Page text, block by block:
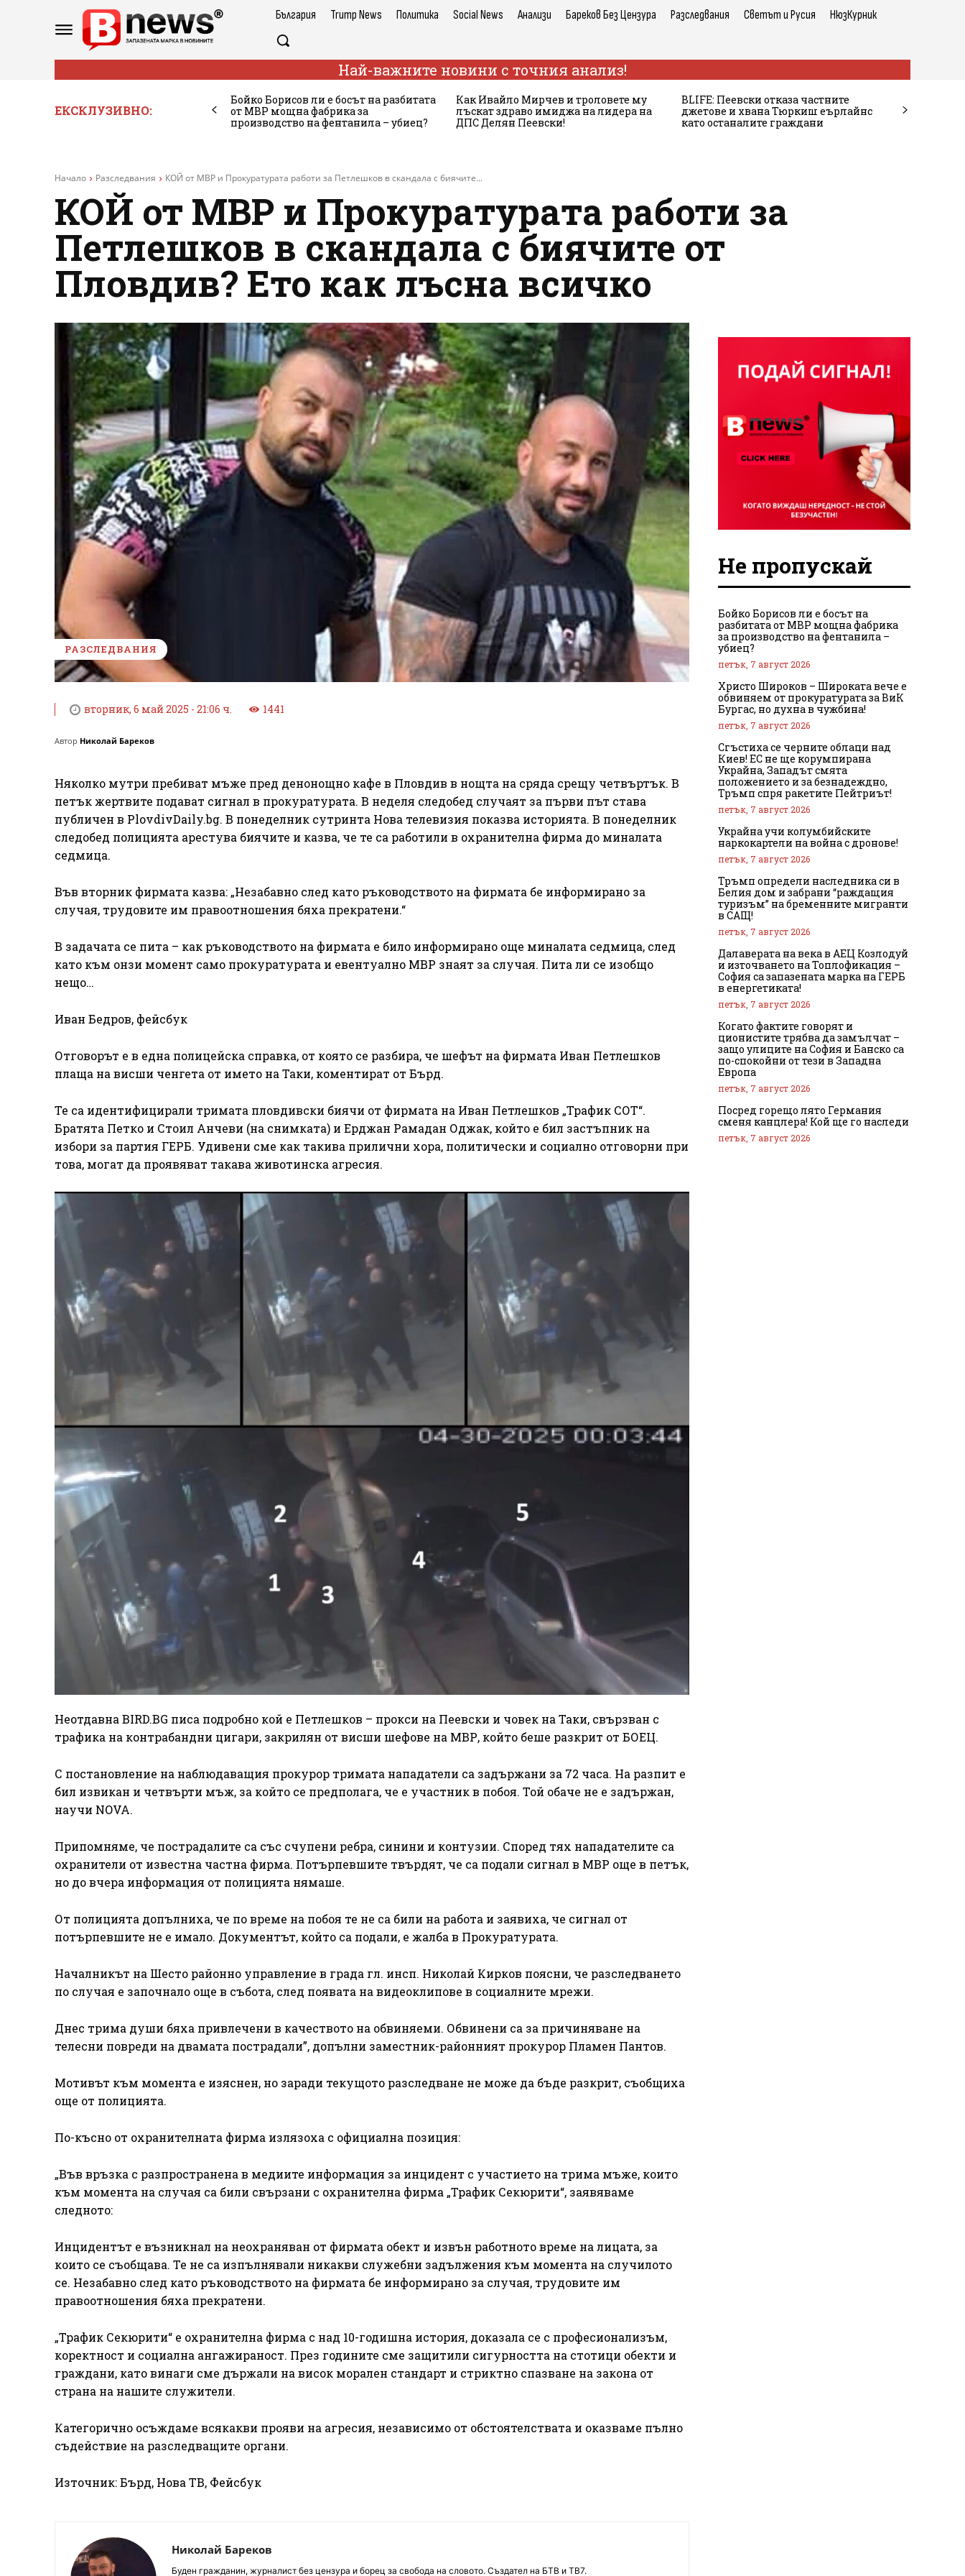
България Trump News Политика Social News Анализи Бареков Без Цензура Разследвания Светът и Русия НюзКурник
Най-важните новини с точния анализ!
ЕКСКЛУЗИВНО:
Бойко Борисов ли е босът на разбитата
от МВР мощна фабрика за
производство на фентанила – убиец?
Как Ивайло Мирчев и троловете му
лъскат здраво имиджа на лидера на
ДПС Делян Пеевски!
BLIFE: Пеевски отказа частните
джетове и хвана Тюркиш еърлайнс
като останалите граждани
Начало Разследвания КОЙ от МВР и Прокуратурата работи за Петлешков в скандала с биячите...
КОЙ от МВР и Прокуратурата работи за
Петлешков в скандала с биячите от
Пловдив? Ето как лъсна всичко
РАЗСЛЕДВАНИЯ
вторник, 6 май 2025 - 21:06 ч. 1441
Автор Николай Бареков
Няколко мутри пребиват мъже пред денонощно кафе в Пловдив в нощта на сряда срещу четвъртък. В
петък жертвите подават сигнал в прокуратурата. В неделя следобед случаят за първи път става
публичен в PlovdivDaily.bg. В понеделник сутринта Нова телевизия показва историята. В понеделник
следобед полицията арестува биячите и казва, че те са работили в охранителна фирма до миналата
седмица.
Във вторник фирмата казва: „Незабавно след като ръководството на фирмата бе информирано за
случая, трудовите им правоотношения бяха прекратени.“
В задачата се пита – как ръководството на фирмата е било информирано още миналата седмица, след
като към онзи момент само прокуратурата и евентуално МВР знаят за случая. Пита ли се изобщо
нещо…
Иван Бедров, фейсбук
Отговорът е в една полицейска справка, от която се разбира, че шефът на фирмата Иван Петлешков
плаща на висши ченгета от името на Таки, коментират от Бърд.
Те са идентифицирали тримата пловдивски биячи от фирмата на Иван Петлешков „Трафик СОТ“.
Братята Петко и Стоил Анчеви (на снимката) и Ерджан Рамадан Оджак, който е бил застъпник на
избори за партия ГЕРБ. Удивени сме как такива прилични хора, политически и социално отговорни при
това, могат да проявяват такава животинска агресия.
Неотдавна BIRD.BG писа подробно кой е Петлешков – прокси на Пеевски и човек на Таки, свързван с
трафика на контрабандни цигари, закрилян от висши шефове на МВР, който беше разкрит от БОЕЦ.
С постановление на наблюдаващия прокурор тримата нападатели са задържани за 72 часа. На разпит е
бил извикан и четвърти мъж, за който се предполага, че е участник в побоя. Той обаче не е задържан,
научи NOVA.
Припомняме, че пострадалите са със счупени ребра, синини и контузии. Според тях нападателите са
охранители от известна частна фирма. Потърпевшите твърдят, че са подали сигнал в МВР още в петък,
но до вчера информация от полицията нямаше.
От полицията допълниха, че по време на побоя те не са били на работа и заявиха, че сигнал от
потърпевшите не е имало. Документът, който са подали, е жалба в Прокуратурата.
Началникът на Шесто районно управление в града гл. инсп. Николай Кирков поясни, че разследването
по случая е започнало още в събота, след появата на видеоклипове в социалните мрежи.
Днес трима души бяха привлечени в качеството на обвиняеми. Обвинени са за причиняване на
телесни повреди на двамата пострадали”, допълни заместник-районният прокурор Пламен Пантов.
Мотивът към момента е изяснен, но заради текущото разследване не може да бъде разкрит, съобщиха
още от полицията.
По-късно от охранителната фирма излязоха с официална позиция:
„Във връзка с разпространена в медиите информация за инцидент с участието на трима мъже, които
към момента на случая са били свързани с охранителна фирма „Трафик Секюрити“, заявяваме
следното:
Инцидентът е възникнал на неохраняван от фирмата обект и извън работното време на лицата, за
които се съобщава. Те не са изпълнявали никакви служебни задължения към момента на случилото
се. Незабавно след като ръководството на фирмата бе информирано за случая, трудовите им
правоотношения бяха прекратени.
„Трафик Секюрити“ е охранителна фирма с над 10-годишна история, доказала се с професионализъм,
коректност и социална ангажираност. През годините сме защитили сигурността на стотици обекти и
граждани, като винаги сме държали на висок морален стандарт и стриктно спазване на закона от
страна на нашите служители.
Категорично осъждаме всякакви прояви на агресия, независимо от обстоятелствата и оказваме пълно
съдействие на разследващите органи.
Източник: Бърд, Нова ТВ, Фейсбук
Николай Бареков
Буден гражданин, журналист без цензура и борец за свобода на словото. Създател на БТВ и ТВ7.
Не пропускай
Бойко Борисов ли е босът на
разбитата от МВР мощна фабрика
за производство на фентанила –
убиец?
петък, 7 август 2026
Христо Широков – Широката вече е
обвиняем от прокуратурата за ВиК
Бургас, но духна в чужбина!
петък, 7 август 2026
Сгъстиха се черните облаци над
Киев! ЕС не ще корумпирана
Украйна, Западът смята
положението и за безнадеждно,
Тръмп спря ракетите Пейтриът!
петък, 7 август 2026
Украйна учи колумбийските
наркокартели на война с дронове!
петък, 7 август 2026
Тръмп определи наследника си в
Белия дом и забрани “раждащия
туризъм” на бременните мигранти
в САЩ!
петък, 7 август 2026
Далаверата на века в АЕЦ Козлодуй
и източването на Топлофикация –
София са запазената марка на ГЕРБ
в енергетиката!
петък, 7 август 2026
Когато фактите говорят и
ционистите трябва да замълчат –
защо улиците на София и Банско са
по-спокойни от тези в Западна
Европа
петък, 7 август 2026
Посред горещо лято Германия
сменя канцлера! Кой ще го наследи
петък, 7 август 2026